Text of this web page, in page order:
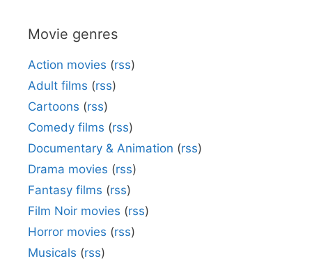
Movie genres
Action movies (rss)
Adult films (rss)
Cartoons (rss)
Comedy films (rss)
Documentary & Animation (rss)
Drama movies (rss)
Fantasy films (rss)
Film Noir movies (rss)
Horror movies (rss)
Musicals (rss)